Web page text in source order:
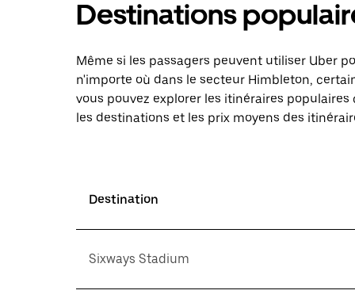
Destinations
Même si les passagers peuvent utiliser Uber
n'importe où dans le secteur Himbleton,
vous pouvez explorer les itinéraires
les destinations et les prix moyens des
Destination
Sixways Stadium